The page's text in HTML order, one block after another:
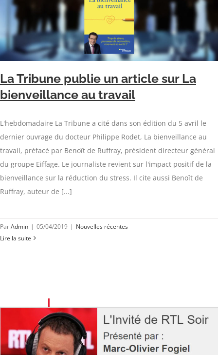
La Tribune publie un article sur La
bienveillance au travail
L'hebdomadaire La Tribune a cité dans son édition du 5 avril le
dernier ouvrage du docteur Philippe Rodet, La bienveillance au
travail, préfacé par Benoît de Ruffray, président directeur général
du groupe Eiffage. Le journaliste revient sur l'impact positif de la
bienveillance sur la réduction du stress. Il cite aussi Benoît de
Ruffray, auteur de [...]
ParAdmin | 05/04/2019 | Nouvelles récentes
Lire la suite